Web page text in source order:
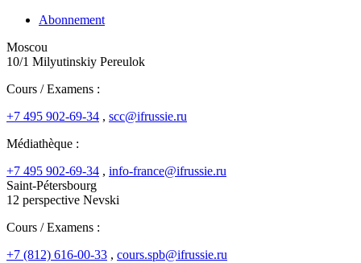
Abonnement
Moscou
10/1 Milyutinskiy Pereulok
Cours / Examens :
+7 495 902-69-34 , scc@ifrussie.ru
Médiathèque :
+7 495 902-69-34 , info-france@ifrussie.ru
Saint-Pétersbourg
12 perspective Nevski
Cours / Examens :
+7 (812) 616-00-33 , cours.spb@ifrussie.ru